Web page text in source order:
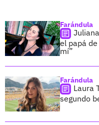
Farándula
el papá
mí”
Farándula
Laura
segundo